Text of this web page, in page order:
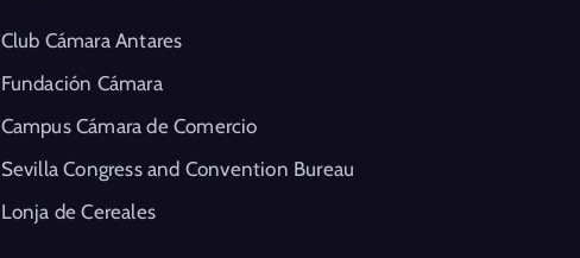
Club Cámara Antares
Fundación Cámara
Campus Cámara de Comercio
Sevilla Congress and Convention Bureau
Lonja de Cereales